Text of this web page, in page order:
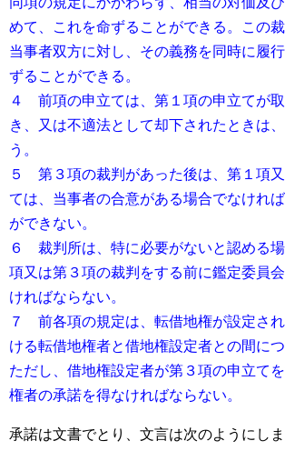
めて、これを命ずることができる。この裁
当事者双方に対し、その義務を同時に履
ずることができる。
４ 前項の申立ては、第１項の申立てが
き、又は不適法として却下されたときは
う。
５ 第３項の裁判があった後は、第１項
ては、当事者の合意がある場合でなけれ
ができない。
６ 裁判所は、特に必要がないと認める場
項又は第３項の裁判をする前に鑑定委員
ければならない。
７ 前各項の規定は、転借地権が設定さ
ける転借地権者と借地権設定者との間につ
ただし、借地権設定者が第３項の申立て
権者の承諾を得なければならない。
承諾は文書でとり、文言は次のようにしま